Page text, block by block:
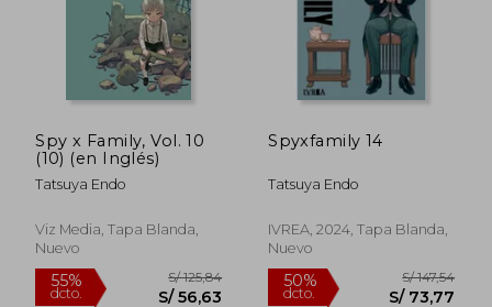
Spy x Family, Vol. 10
(10) (en Inglés)
Tatsuya Endo
Viz Media, Tapa Blanda,
Nuevo
Spyxfamily 14
Tatsuya Endo
IVREA, 2024, Tapa Blanda,
Nuevo